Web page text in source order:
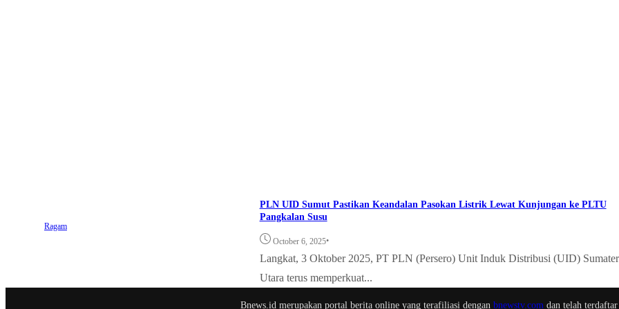
Ragam
PLN UID Sumut Pastikan Keandalan Pasokan Listrik Lewat Kunjungan ke PLTU
Pangkalan Susu
October 6, 2025•
Langkat, 3 Oktober 2025, PT PLN (Persero) Unit Induk Distribusi (UID)
Utara terus memperkuat...
Bnews.id merupakan portal berita online yang terafiliasi dengan bnewstv.com dan telah terdaftar